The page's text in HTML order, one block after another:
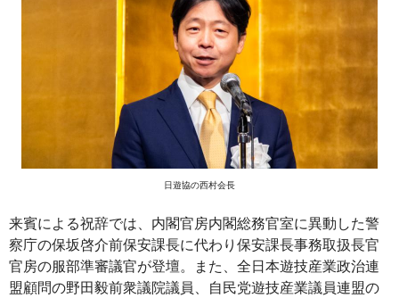
日遊協の西村会長
来賓による祝辞では、内閣官房内閣総務官室に異動した警
察庁の保坂啓介前保安課長に代わり保安課長事務取扱長官
官房の服部準審議官が登壇。また、全日本遊技産業政治連
盟顧問の野田毅前衆議院議員、自民党遊技産業議員連盟の